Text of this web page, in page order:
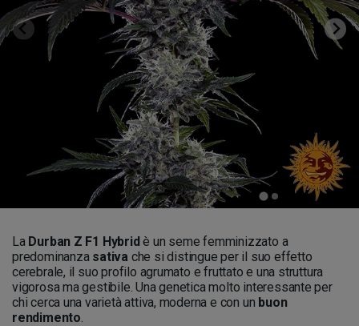
La Durban Z F1 Hybridè un seme femminizzato a
predominanza sativa che si distingue per il suo effetto
cerebrale, il suo profilo agrumato e fruttato e una struttura
vigorosa ma gestibile. Una genetica molto interessante per
chi cerca una varietà attiva, moderna e con un buon
rendimento.